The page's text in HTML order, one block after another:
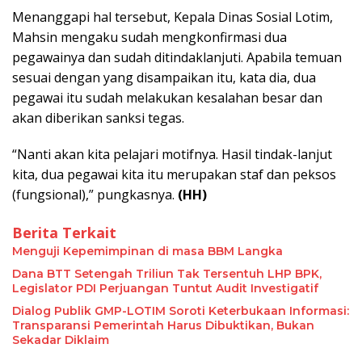
Menanggapi hal tersebut, Kepala Dinas Sosial Lotim,
Mahsin mengaku sudah mengkonfirmasi dua
pegawainya dan sudah ditindaklanjuti. Apabila temuan
sesuai dengan yang disampaikan itu, kata dia, dua
pegawai itu sudah melakukan kesalahan besar dan
akan diberikan sanksi tegas.
“Nanti akan kita pelajari motifnya. Hasil tindak-lanjut
kita, dua pegawai kita itu merupakan staf dan peksos
(fungsional),” pungkasnya. (HH)
Berita Terkait
Menguji Kepemimpinan di masa BBM Langka
Dana BTT Setengah Triliun Tak Tersentuh LHP BPK,
Legislator PDI Perjuangan Tuntut Audit Investigatif
Dialog Publik GMP-LOTIM Soroti Keterbukaan Informasi:
Transparansi Pemerintah Harus Dibuktikan, Bukan
Sekadar Diklaim